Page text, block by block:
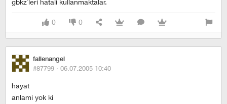
gbkz`leri hatali kullanmaktalar.
0 0
fallenangel
#87799 · 06.07.2005 10:40
hayat
anlami yok ki